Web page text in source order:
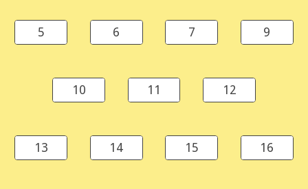
5 6 7 9
10 11 12
13 14 15 16